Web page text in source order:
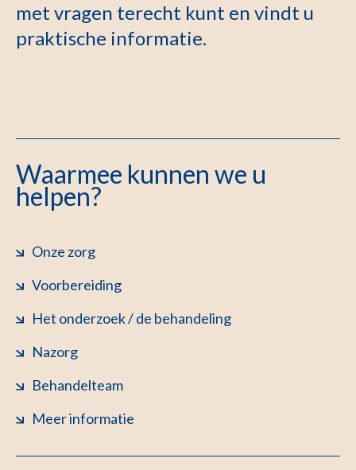
met vragen terecht kunt en vindt u
praktische informatie.
Waarmee kunnen we u
helpen?
Onze zorg
Voorbereiding
Het onderzoek / de behandeling
Nazorg
Behandelteam
Meer informatie